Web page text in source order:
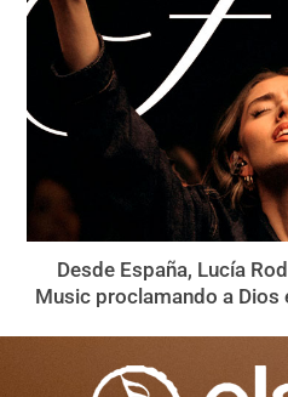
Desde España, Lucía
Music proclamando a Dios